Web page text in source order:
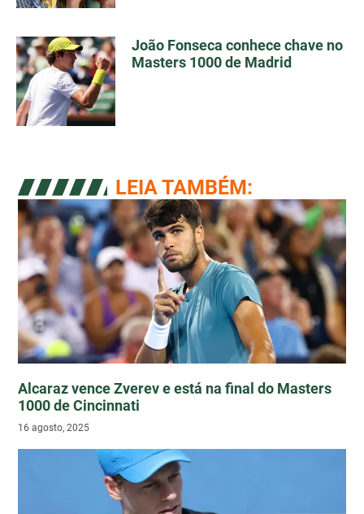
João Fonseca conhece chave no
Masters 1000 de Madrid
LEIA TAMBÉM:
Alcaraz vence Zverev e está na final do Masters
1000 de Cincinnati
16 agosto, 2025